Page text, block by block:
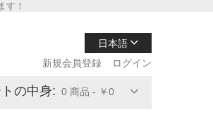
す！
日本語
ログイン
新規会員登録
の中身: 0 商品 - ￥0